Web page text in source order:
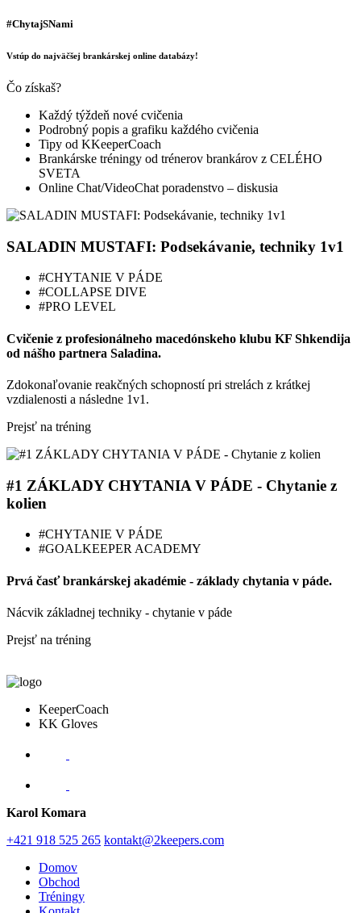
#ChytajSNami
Vstúp do najväčšej brankárskej online databázy!
Čo získaš?
Každý týždeň nové cvičenia
Podrobný popis a grafiku každého cvičenia
Tipy od KKeeperCoach
Brankárske tréningy od trénerov brankárov z CELÉHO
SVETA
Online Chat/VideoChat poradenstvo – diskusia
SALADIN MUSTAFI: Podsekávanie, techniky 1v1
#CHYTANIE V PÁDE
#COLLAPSE DIVE
#PRO LEVEL
Cvičenie z profesionálneho macedónskeho klubu KF Shkendija
od nášho partnera Saladina.
Zdokonaľovanie reakčných schopností pri strelách z krátkej
vzdialenosti a následne 1v1.
Prejsť na tréning
#1 ZÁKLADY CHYTANIA V PÁDE - Chytanie z
kolien
#CHYTANIE V PÁDE
#GOALKEEPER ACADEMY
Prvá časť brankárskej akadémie - základy chytania v páde.
Nácvik základnej techniky - chytanie v páde
Prejsť na tréning
KeeperCoach
KK Gloves
Karol Komara
+421 918 525 265 kontakt@2keepers.com
Domov
Obchod
Tréningy